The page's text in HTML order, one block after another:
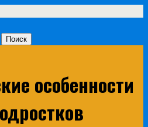
особенности